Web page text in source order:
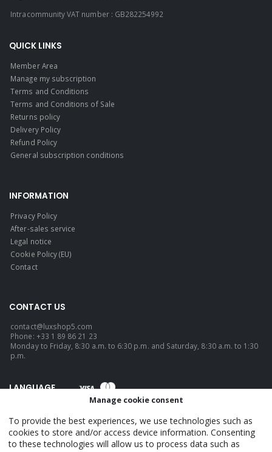
Intracommunity VAT number : GB282254992
QUICK LINKS
Member Area
Manage my subscription
Terms and Conditions
Terms and Conditions of Sale
Returns policy
Delivery Policy
Refund Policy
General subscription conditions
INFORMATION
Privacy Policy
After-sales service
Legal notice
Cookie Policy (EU)
Contact
CONTACT US
contact@luxshop5.com
Phone: +33 1 89 86 21 23
Monday to Friday, 8:30 a.m. to 6:30 p.m. and Saturday, 8:30 a.m. to 1:30
p.m.
LANGUAGE
LuxShop5 - Official. © 2026. ALL RIGHTS RESERVED.
Manage cookie consent
To provide the best experiences, we use technologies such as
cookies to store and/or access device information. Consenting
to these technologies will allow us to process data such as